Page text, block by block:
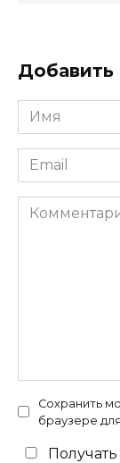
Добавить
Имя
*
Email
*
Сохранить
браузере